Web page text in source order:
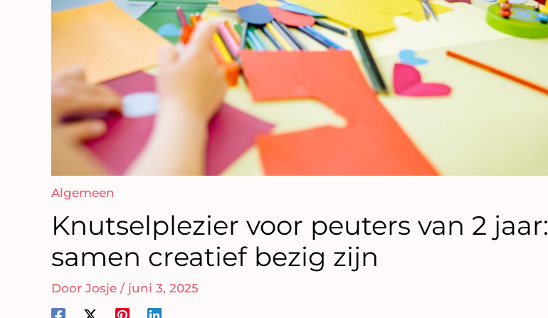
Algemeen
Knutselplezier voor peuters van 2 jaar:
samen creatief bezig zijn
Door Josje / juni 3, 2025